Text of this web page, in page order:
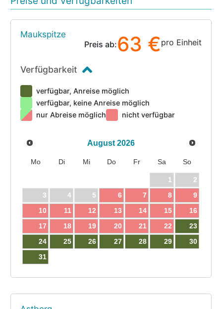
Maukspitze
Preis ab:63 €pro Einheit
Verfügbarkeit
verfügbar, Anreise möglich
verfügbar, keine Anreise möglich
nur Abreise möglich
nicht verfügbar
August 2026
Mo Di Mi Do Fr Sa So
1
2
3
4 5 6 7 8
9
10
11 12 13 14 15
16
17
18 19 20 21 22
23
24
25 26 27 28 29
30
31